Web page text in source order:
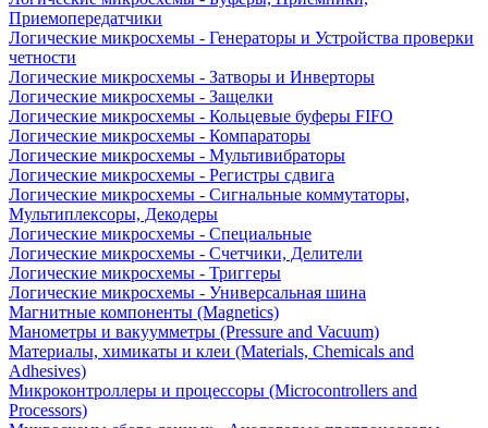
Приемопередатчики
Логические микросхемы - Генераторы и Устройства проверки
четности
Логические микросхемы - Затворы и Инверторы
Логические микросхемы - Защелки
Логические микросхемы - Кольцевые буферы FIFO
Логические микросхемы - Компараторы
Логические микросхемы - Мультивибраторы
Логические микросхемы - Регистры сдвига
Логические микросхемы - Сигнальные коммутаторы,
Мультиплексоры, Декодеры
Логические микросхемы - Специальные
Логические микросхемы - Счетчики, Делители
Логические микросхемы - Триггеры
Логические микросхемы - Универсальная шина
Магнитные компоненты (Magnetics)
Манометры и вакуумметры (Pressure and Vacuum)
Материалы, химикаты и клеи (Materials, Chemicals and
Adhesives)
Микроконтроллеры и процессоры (Microcontrollers and
Processors)